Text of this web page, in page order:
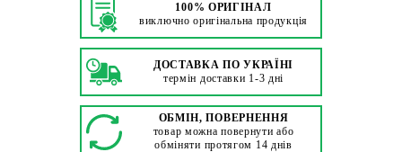
100% ОРИГІНАЛ
виключно оригінальна продукція
ДОСТАВКА ПО УКРАЇНІ
термін доставки 1-3 дні
ОБМІН, ПОВЕРНЕННЯ
товар можна повернути або
обміняти протягом 14 днів